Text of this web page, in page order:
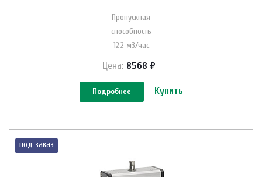
Пропускная
способность
12,2 м3/час
Цена: 8568 ₽
Подробнее Купить
под заказ